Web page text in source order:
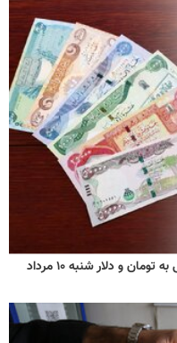
قیمت دینار عراق امروز + نرخ ارز اربعین دولتی به تومان و دلار شنبه ۱۰ مرداد